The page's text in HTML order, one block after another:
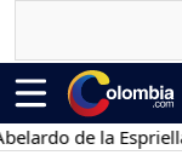
de la Espriella